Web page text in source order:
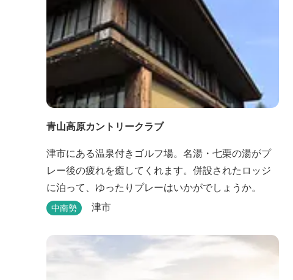
青山高原カントリークラブ
津市にある温泉付きゴルフ場。名湯・七栗の湯がプ
レー後の疲れを癒してくれます。併設されたロッジ
に泊って、ゆったりプレーはいかがでしょうか。
中南勢 津市